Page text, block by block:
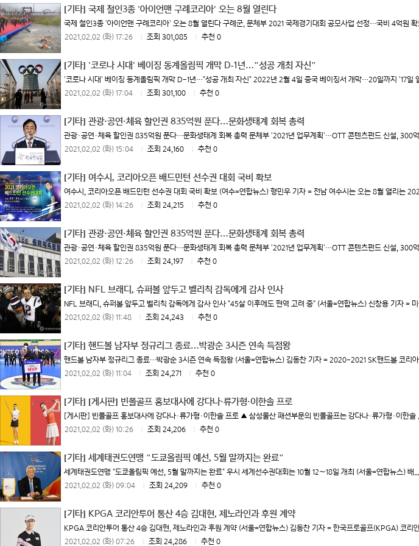
[기타] 국제 철인3종 '아이언맨 구례코리아' 오는 8월 열린다
국제 철인3종 '아이언맨 구례코리아' 오는 8월 열린다 구례군, 문체부 2021 국제경기대회 공모사업 선정…국비 4억원
2021.02.02 (화) 17:26
조회 301,085 추천 0
[기타] '코로나 시대' 베이징 동계올림픽 개막 D-1년…"성공 개최 자신"
'코로나 시대' 베이징 동계올림픽 개막 D-1년…"성공 개최 자신" 2022년 2월 4일 중국 베이징서 개막…20일까지 '17일
2021.02.02 (화) 17:04
조회 301,100 추천 0
[기타] 관광·공연·체육 할인권 835억원 푼다…문화생태계 회복 총력
관광·공연·체육 할인권 835억원 푼다…문화생태계 회복 총력 문체부 '2021년 업무계획'…OTT 콘텐츠펀드 신설, 300
2021.02.02 (화) 15:04
조회 24,160 추천 0
[기타] 여수시, 코리아오픈 배드민턴 선수권 대회 국비 확보
여수시, 코리아오픈 배드민턴 선수권 대회 국비 확보 (여수=연합뉴스) 형민우 기자 = 전남 여수시는 오는 8월 열리는
2021.02.02 (화) 14:26
조회 24,215 추천 0
[기타] 관광·공연·체육 할인권 835억원 푼다…문화생태계 회복 총력
관광·공연·체육 할인권 835억원 푼다…문화생태계 회복 총력 문체부 '2021년 업무계획'…OTT 콘텐츠펀드 신설, 300
2021.02.02 (화) 12:26
조회 24,197 추천 0
[기타] NFL 브래디, 슈퍼볼 앞두고 벨리칙 감독에게 감사 인사
NFL 브래디, 슈퍼볼 앞두고 벨리칙 감독에게 감사 인사 "45살 이후에도 현역 고려 중" (서울=연합뉴스) 신창용 기자 =
2021.02.02 (화) 11:48
조회 24,243 추천 0
[기타] 핸드볼 남자부 정규리그 종료…박광순 3시즌 연속 득점왕
핸드볼 남자부 정규리그 종료…박광순 3시즌 연속 득점왕 (서울=연합뉴스) 김동찬 기자 = 2020-2021 SK핸드볼 코리
2021.02.02 (화) 11:04
조회 24,271 추천 0
[기타] [게시판] 빈폴골프 홍보대사에 강다나·류가형·이한솔 프로
[게시판] 빈폴골프 홍보대사에 강다나·류가형·이한솔 프로 ▲ 삼성물산 패션부문의 빈폴골프는 강다나·류가형·이한솔
2021.02.02 (화) 10:26
조회 24,206 추천 0
[기타] 세계태권도연맹 "도쿄올림픽 예선, 5월 말까지는 완료"
세계태권도연맹 "도쿄올림픽 예선, 5월 말까지는 완료" 우시 세계선수권대회는 10월 12∼18일 개최 (서울=연합뉴스) 배...
2021.02.02 (화) 09:04
조회 24,209 추천 0
[기타] KPGA 코리안투어 통산 4승 김대현, 제노라인과 후원 계약
KPGA 코리안투어 통산 4승 김대현, 제노라인과 후원 계약 (서울=연합뉴스) 김동찬 기자 = 한국프로골프(KPGA) 코리
2021.02.02 (화) 07:26
조회 24,286 추천 0